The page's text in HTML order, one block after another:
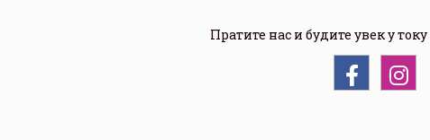
Пратите нас и будите увек у току